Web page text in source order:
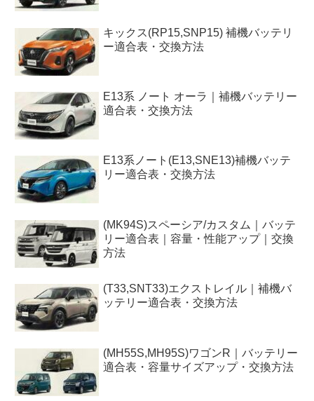
キックス(RP15,SNP15) 補機バッテリ
ー適合表・交換方法
E13系 ノート オーラ｜補機バッテリー
適合表・交換方法
E13系ノート(E13,SNE13)補機バッテ
リー適合表・交換方法
(MK94S)スペーシア/カスタム｜バッテ
リー適合表｜容量・性能アップ｜交換
方法
(T33,SNT33)エクストレイル｜補機バ
ッテリー適合表・交換方法
(MH55S,MH95S)ワゴンR｜バッテリー
適合表・容量サイズアップ・交換方法